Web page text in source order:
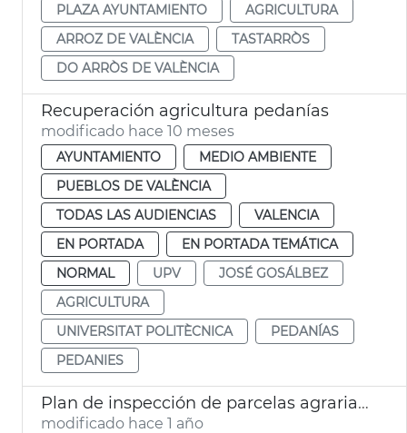
PLAZA AYUNTAMIENTO
AGRICULTURA
ARROZ DE VALÈNCIA
TASTARRÒS
DO ARRÒS DE VALÈNCIA
Recuperación agricultura pedanías
modificado hace 10 meses
AYUNTAMIENTO
MEDIO AMBIENTE
PUEBLOS DE VALÈNCIA
TODAS LAS AUDIENCIAS
VALENCIA
EN PORTADA
EN PORTADA TEMÁTICA
NORMAL
UPV
JOSÉ GOSÁLBEZ
AGRICULTURA
UNIVERSITAT POLITÈCNICA
PEDANÍAS
PEDANIES
Plan de inspección de parcelas agrarias en València
modificado hace 1 año